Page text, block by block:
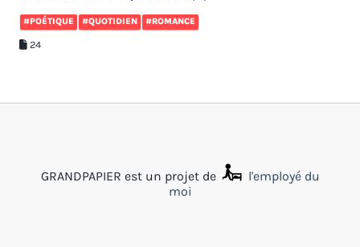
#POÉTIQUE #QUOTIDIEN #ROMANCE
24
GRANDPAPIER est un projet de
l'employé du
moi